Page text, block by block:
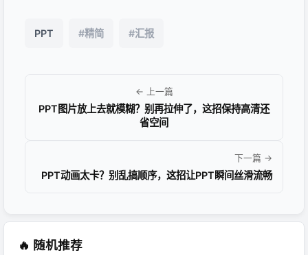
PPT #精简 #汇报
← 上一篇
PPT图片放上去就模糊？别再拉伸了，这招保持高清还
省空间
下一篇 →
PPT动画太卡？别乱搞顺序，这招让PPT瞬间丝滑流畅
🔥 随机推荐